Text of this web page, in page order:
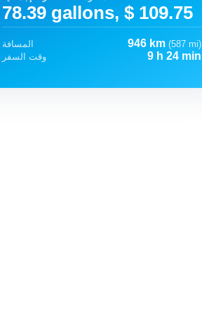
78.39 gallons, $ 109.75
المسافة 946 km (587 mi)
وقت السفر
9 h 24 min